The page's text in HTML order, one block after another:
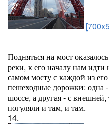
Подняться на мост
реки, к его началу нам
самом мосту с каждой из
пешеходные дорожки: одна
шоссе, а другая - с
погуляли и там, и там.
14.